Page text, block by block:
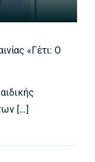
«Γέτι: Ο
[…]